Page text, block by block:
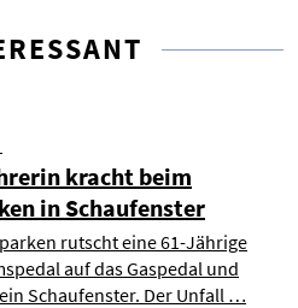
kracht beim
in Schaufenster
rutscht eine 61-Jährige
auf das Gaspedal und
Schaufenster. Der Unfall …